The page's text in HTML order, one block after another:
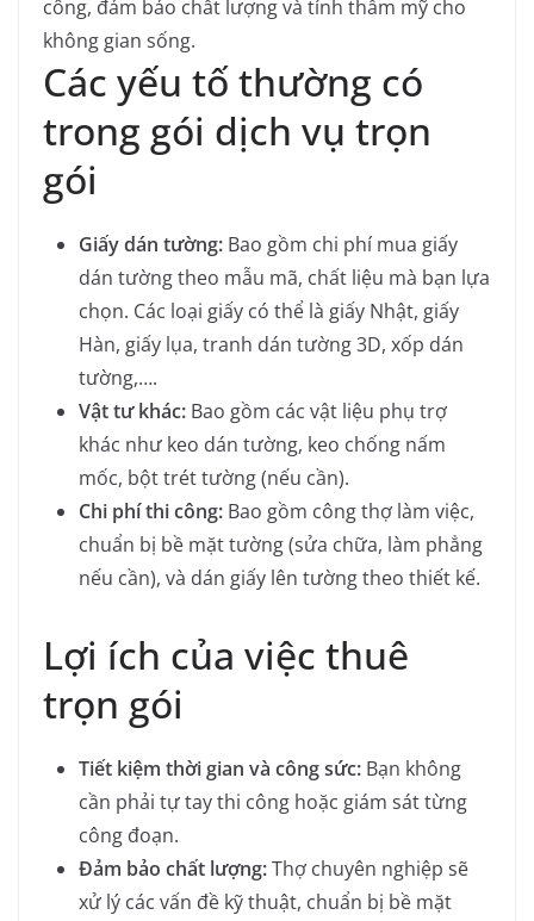
công, đảm bảo chất lượng và tính thẩm mỹ cho
không gian sống.
Các yếu tố thường có
trong gói dịch vụ trọn
gói
Giấy dán tường: Bao gồm chi phí mua giấy
dán tường theo mẫu mã, chất liệu mà bạn lựa
chọn. Các loại giấy có thể là giấy Nhật, giấy
Hàn, giấy lụa, tranh dán tường 3D, xốp dán
tường,….
Vật tư khác: Bao gồm các vật liệu phụ trợ
khác như keo dán tường, keo chống nấm
mốc, bột trét tường (nếu cần).
Chi phí thi công: Bao gồm công thợ làm việc,
chuẩn bị bề mặt tường (sửa chữa, làm phẳng
nếu cần), và dán giấy lên tường theo thiết kế.
Lợi ích của việc thuê
trọn gói
Tiết kiệm thời gian và công sức: Bạn không
cần phải tự tay thi công hoặc giám sát từng
công đoạn.
Đảm bảo chất lượng:Thợ chuyên nghiệp sẽ
xử lý các vấn đề kỹ thuật, chuẩn bị bề mặt